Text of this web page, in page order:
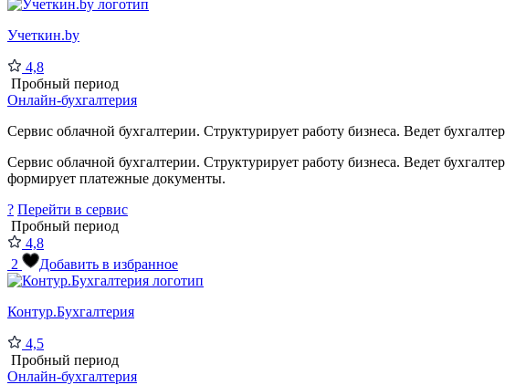
Учеткин.by
4,8
Пробный период
Онлайн-бухгалтерия
Сервис облачной бухгалтерии. Структурирует работу бизнеса. Ведет
Сервис облачной бухгалтерии. Структурирует работу бизнеса. Ведет
формирует платежные документы.
? Перейти в сервис
Пробный период
4,8
2
Добавить в избранное
Контур.Бухгалтерия
4,5
Пробный период
Онлайн-бухгалтерия